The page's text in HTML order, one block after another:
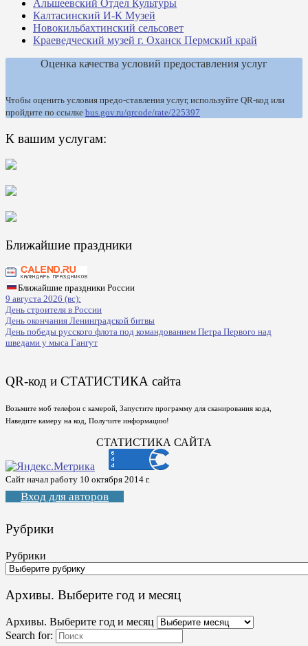
Альшеевский Отдел Культуры
Калтасинский И-К Музей
Новокильбахтинский сельсовет
Краеведческий музей г. Оханск Пермский край
Оценка качества условий предоставления услуг
Чтобы оценить условия предо-ставления услуг, используйте QR-код или
пройдите по ссылке bus.gov.ru/qrcode/rate/225397
К вашим услугам:
Ближайшие праздники
Ближайшие праздники России
9 августа 2026 (вс):
День строителя в России
День окончания Ленинградской битвы
День победы русского флота под командованием Петра Первого над
шведами у мыса Гангут
QR-код и СТАТИСТИКА сайта
Возьмите моб телефон с камерой, Запустите программу для сканирования кода,
Наведите камеру на код, Получите информацию!
СТАТИСТИКА САЙТА
Сайт начал работу 10 октября 2014 г.
Вход для авторов
Рубрики
Рубрики
Архивы. Выберите год и месяц
Архивы. Выберите год и месяц
Search for: